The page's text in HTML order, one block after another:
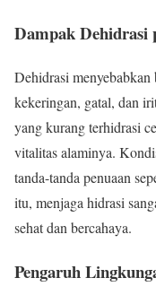
Dampak Dehidrasi
Dehidrasi
kekeringan, gatal, dan
yang kurang terhidrasi
vitalitas alaminya.
tanda-tanda penuaan
itu, menjaga hidrasi
sehat dan bercahaya.
Pengaruh